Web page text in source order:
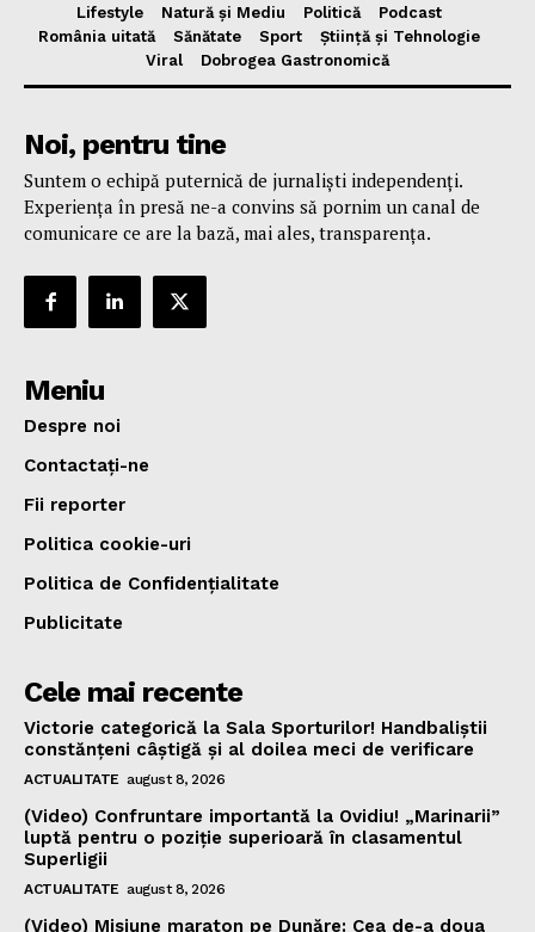
Lifestyle
Natură și Mediu Politică
Podcast
România uitată
Sănătate Sport
Știință și Tehnologie
Viral
Dobrogea Gastronomică
Noi, pentru tine
Suntem o echipă puternică de jurnaliști independenți.
Experiența în presă ne-a convins să pornim un canal de
comunicare ce are la bază, mai ales, transparența.
Meniu
Despre noi
Contactați-ne
Fii reporter
Politica cookie-uri
Politica de Confidențialitate
Publicitate
Cele mai recente
Victorie categorică la Sala Sporturilor! Handbaliștii
constănțeni câștigă și al doilea meci de verificare
ACTUALITATE august 8, 2026
(Video) Confruntare importantă la Ovidiu! „Marinarii”
luptă pentru o poziție superioară în clasamentul
Superligii
ACTUALITATE august 8, 2026
(Video) Misiune maraton pe Dunăre: Cea de-a doua